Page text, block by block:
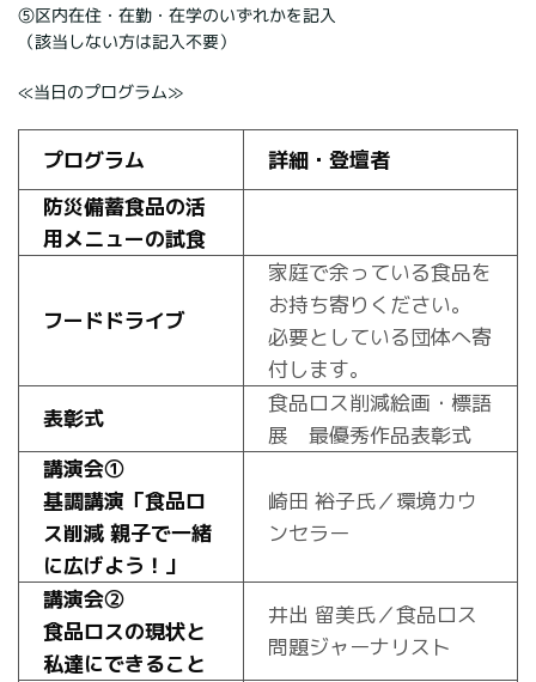
⑤区内在住・在勤・在学のいずれかを記入
（該当しない方は記入不要）
≪当日のプログラム≫
プログラム
詳細・登壇者
防災備蓄食品の活
用メニューの試食
フードドライブ
家庭で余っている食品を
お持ち寄りください。
必要としている団体へ寄
付します。
表彰式
食品ロス削減絵画・標語
展 最優秀作品表彰式
講演会①
基調講演「食品ロ
ス削減 親子で一緒
に広げよう！」
崎田 裕子氏／環境カウ
ンセラー
講演会②
食品ロスの現状と
私達にできること
井出 留美氏／食品ロス
問題ジャーナリスト